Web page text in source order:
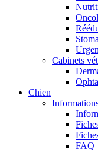
Cabinets
Chien
FAQ